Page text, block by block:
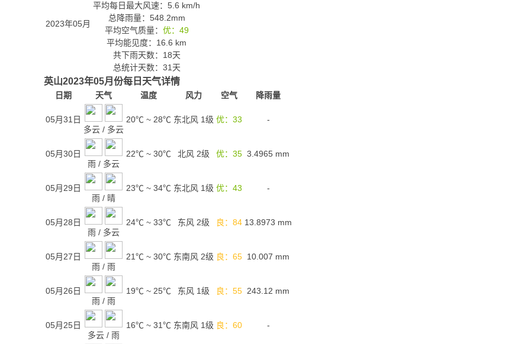
2023年05月
平均每日最大风速：5.6 km/h
总降雨量：548.2mm
平均空气质量： 优：49
平均能见度：16.6 km
共下雨天数：18天
总统计天数：31天
英山2023年05月份每日天气详情
日期 天气 温度 风力 空气 降雨量
05月31日
多云 / 多云
20℃ ~ 28℃ 东北风 1级 优：33 -
05月30日
雨 / 多云
22℃ ~ 30℃ 北风 2级 优：35 3.4965 mm
05月29日
雨 / 晴
23℃ ~ 34℃ 东北风 1级 优：43 -
05月28日
雨 / 多云
24℃ ~ 33℃ 东风 2级 良：84 13.8973 mm
05月27日
雨 / 雨
21℃ ~ 30℃ 东南风 2级 良：65 10.007 mm
05月26日
雨 / 雨
19℃ ~ 25℃ 东风 1级 良：55 243.12 mm
05月25日
多云 / 雨
16℃ ~ 31℃ 东南风 1级 良：60 -